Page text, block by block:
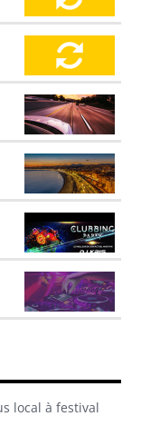
local à festival